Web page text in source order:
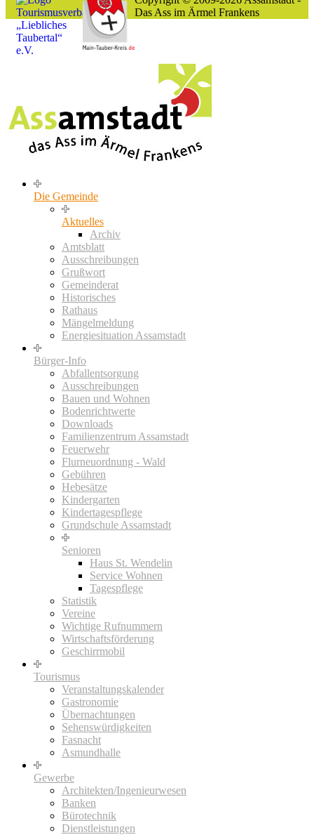
Das Ass im Ärmel Frankens
Die Gemeinde
Aktuelles
Archiv
Amtsblatt
Ausschreibungen
Grußwort
Gemeinderat
Historisches
Rathaus
Mängelmeldung
Energiesituation Assamstadt
Bürger-Info
Abfallentsorgung
Ausschreibungen
Bauen und Wohnen
Bodenrichtwerte
Downloads
Familienzentrum Assamstadt
Feuerwehr
Flurneuordnung - Wald
Gebühren
Hebesätze
Kindergarten
Kindertagespflege
Grundschule Assamstadt
Senioren
Haus St. Wendelin
Service Wohnen
Tagespflege
Statistik
Vereine
Wichtige Rufnummern
Wirtschaftsförderung
Geschirrmobil
Tourismus
Veranstaltungskalender
Gastronomie
Übernachtungen
Sehenswürdigkeiten
Fasnacht
Asmundhalle
Gewerbe
Architekten/Ingenieurwesen
Banken
Bürotechnik
Dienstleistungen